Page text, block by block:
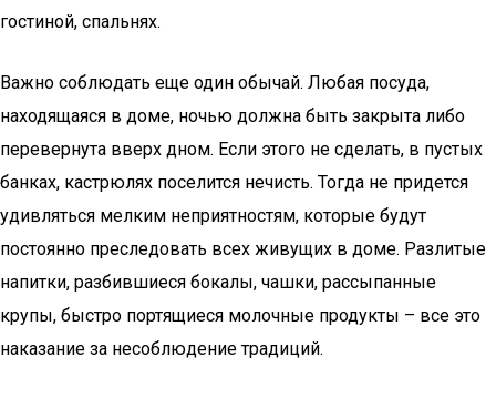
гостиной, спальнях.
Важно соблюдать еще один обычай. Любая посуда,
находящаяся в доме, ночью должна быть закрыта либо
перевернута вверх дном. Если этого не сделать, в пустых
банках, кастрюлях поселится нечисть. Тогда не придется
удивляться мелким неприятностям, которые будут
постоянно преследовать всех живущих в доме. Разлитые
напитки, разбившиеся бокалы, чашки, рассыпанные
крупы, быстро портящиеся молочные продукты – все это
наказание за несоблюдение традиций.